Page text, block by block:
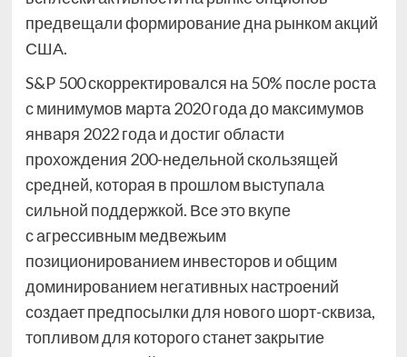
предвещали формирование дна рынком акций
США.
S&P 500 скорректировался на 50% после роста
с минимумов марта 2020 года до максимумов
января 2022 года и достиг области
прохождения 200-недельной скользящей
средней, которая в прошлом выступала
сильной поддержкой. Все это вкупе
с агрессивным медвежьим
позиционированием инвесторов и общим
доминированием негативных настроений
создает предпосылки для нового шорт-сквиза,
топливом для которого станет закрытие